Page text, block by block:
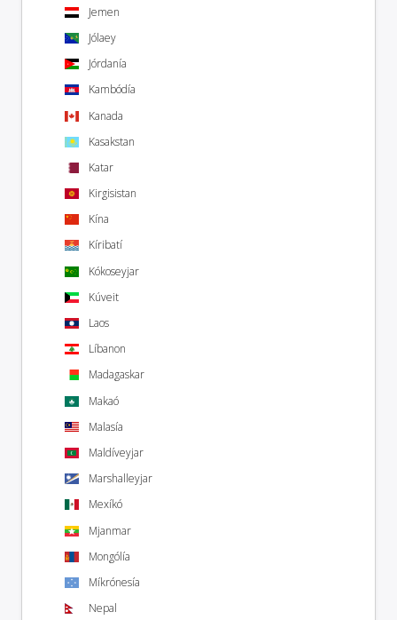
Jemen
Jólaey
Jórdanía
Kambódía
Kanada
Kasakstan
Katar
Kirgisistan
Kína
Kíribatí
Kókoseyjar
Kúveit
Laos
Líbanon
Madagaskar
Makaó
Malasía
Maldíveyjar
Marshalleyjar
Mexíkó
Mjanmar
Mongólía
Míkrónesía
Nepal